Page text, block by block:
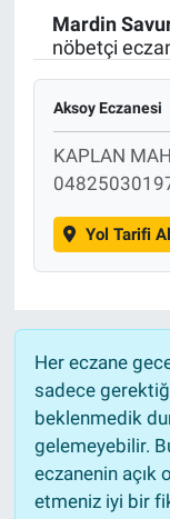
Mardin
nöbetçi
Aksoy Eczanesi
KAPLAN
Yol Tarifi Al
Her eczane
sadece
beklenmedik
gelemeyebilir.
eczanenin açık
etmeniz iyi bir
Politika
Bilecik
Kütahya
Genel
Çevre
Yerel
Magazin
Bilim ve